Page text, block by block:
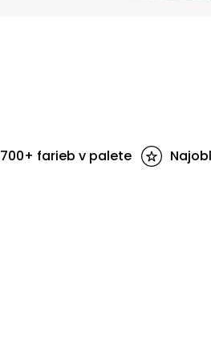
700+ farieb v palete